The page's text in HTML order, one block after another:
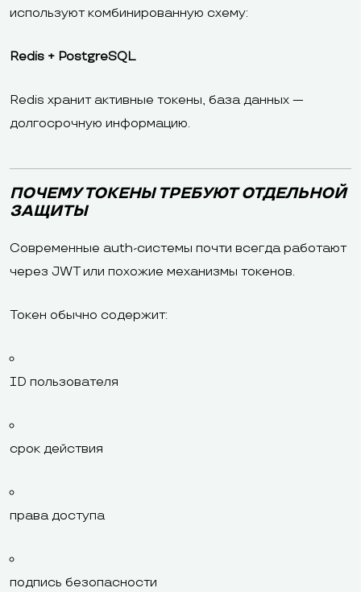
используют комбинированную схему:
Redis + PostgreSQL
Redis хранит активные токены, база данных —
долгосрочную информацию.
ПОЧЕМУ ТОКЕНЫ ТРЕБУЮТ ОТДЕЛЬНОЙ
ЗАЩИТЫ
Современные auth-системы почти всегда работают
через JWT или похожие механизмы токенов.
Токен обычно содержит:
ID пользователя
срок действия
права доступа
подпись безопасности